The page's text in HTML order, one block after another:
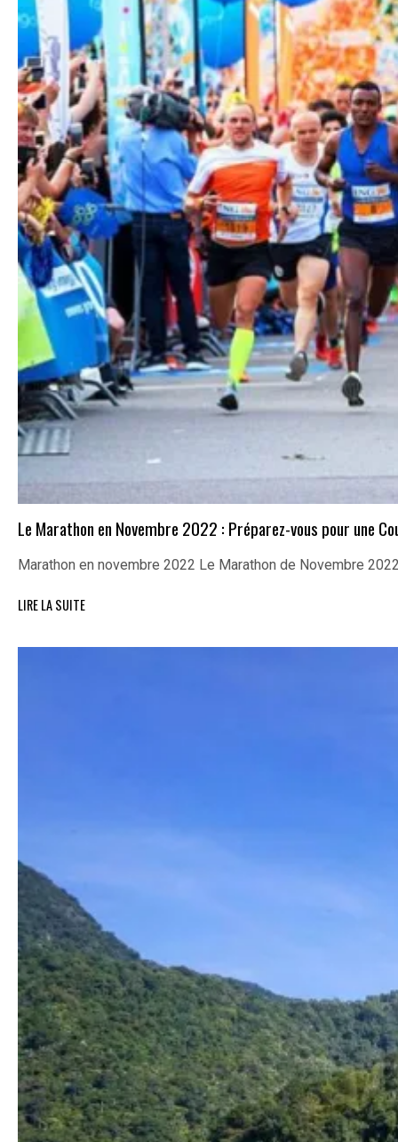
Le Marathon en Novembre 2022 : Préparez-vous pour une
Marathon en novembre 2022 Le Marathon de Novembre
LIRE LA SUITE